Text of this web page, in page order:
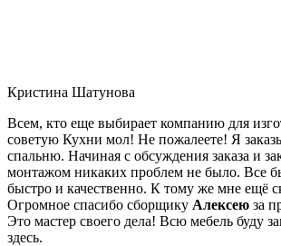
Кристина Шатунова
Всем, кто еще выбирает компанию для
советую Кухни мол! Не пожалеете! Я
спальню. Начиная с обсуждения заказа и
монтажом никаких проблем не было. Все
быстро и качественно. К тому же мне ещё
Огромное спасибо сборщику Алексею за
Это мастер своего дела! Всю мебель буду
здесь.